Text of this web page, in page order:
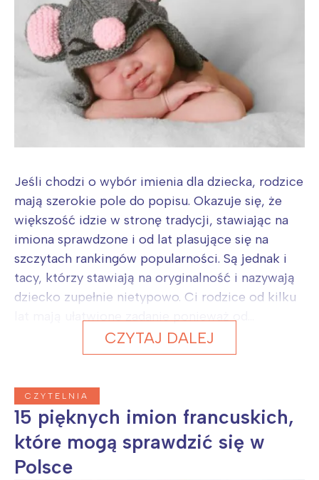
Jeśli chodzi o wybór imienia dla dziecka, rodzice
mają szerokie pole do popisu. Okazuje się, że
większość idzie w stronę tradycji, stawiając na
imiona sprawdzone i od lat plasujące się na
szczytach rankingów popularności. Są jednak i
tacy, którzy stawiają na oryginalność i nazywają
dziecko zupełnie nietypowo. Ci rodzice od kilku
CZYTAJ DALEJ
CZYTELNIA
15 pięknych imion francuskich,
które mogą sprawdzić się w
Polsce